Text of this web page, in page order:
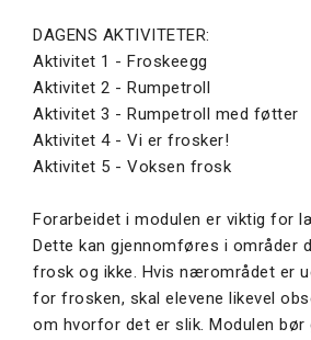
DAGENS AKTIVITETER:
Aktivitet 1 - Froskeegg
Aktivitet 2 - Rumpetroll
Aktivitet 3 - Rumpetroll med føtter
Aktivitet 4 - Vi er frosker!
Aktivitet 5 - Voksen frosk
Forarbeidet i modulen er viktig for
Dette kan gjennomføres i områder
frosk og ikke. Hvis nærområdet er
for frosken, skal elevene likevel
om hvorfor det er slik. Modulen